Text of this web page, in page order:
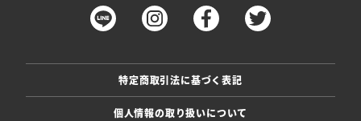
特定商取引法に基づく表記
個人情報の取り扱いについて